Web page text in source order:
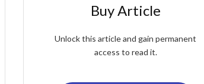
Buy Article
Unlock this article and gain permanent
access to read it.